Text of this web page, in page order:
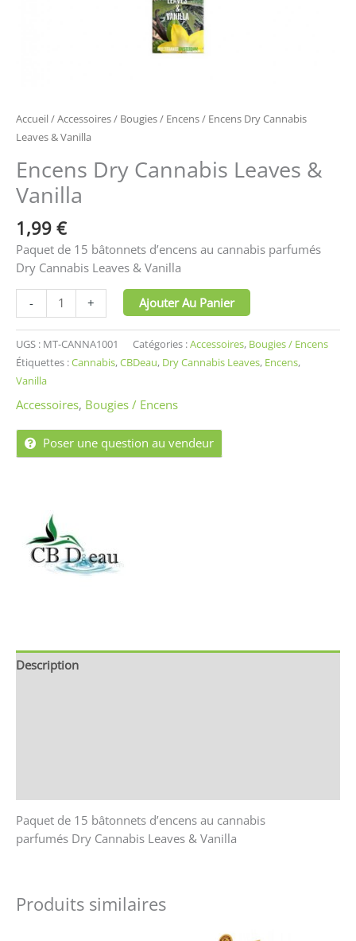
Accueil/Accessoires/ Bougies / Encens/ Encens Dry Cannabis
Leaves & Vanilla
Encens Dry Cannabis Leaves &
Vanilla
1,99 €
Paquet de 15 bâtonnets d’encens au cannabis parfumés
Dry Cannabis Leaves & Vanilla
- + Ajouter Au Panier
UGS : MT-CANNA1001 Catégories :Accessoires, Bougies / Encens
Étiquettes :Cannabis,CBDeau, Dry Cannabis Leaves, Encens,
Vanilla
Accessoires, Bougies / Encens
Poser une question au vendeur
Description
Paquet de 15 bâtonnets d’encens au cannabis
parfumés Dry Cannabis Leaves & Vanilla
Produits similaires